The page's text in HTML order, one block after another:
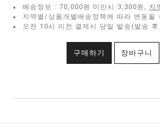
배송정보 : 70,000원 미만시 3,300원, 지
지역별/상품개별배송정책에 따라 변동될
오전 10시 이전 결제시 당일 발송(발송
구매하기 장바구니